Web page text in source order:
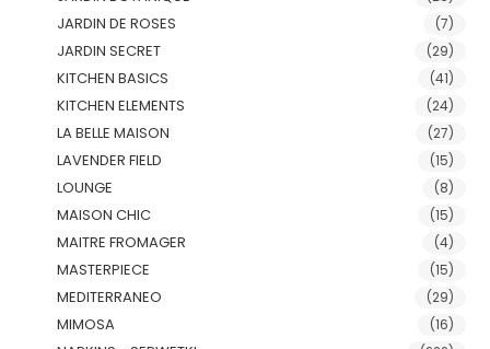
JARDIN DE ROSES (7)
JARDIN SECRET (29)
KITCHEN BASICS (41)
KITCHEN ELEMENTS (24)
LA BELLE MAISON (27)
LAVENDER FIELD (15)
LOUNGE (8)
MAISON CHIC (15)
MAITRE FROMAGER (4)
MASTERPIECE (15)
MEDITERRANEO (29)
MIMOSA (16)